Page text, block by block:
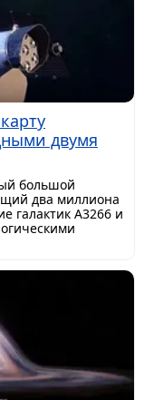
двумя
большой
два миллиона
галактик A3266 и